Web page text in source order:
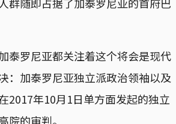
泰罗尼亚都关注着这个将会是现代
：加泰罗尼亚独立派政治领袖以及
2017年10月1日单方面发起的独立
院的审判。